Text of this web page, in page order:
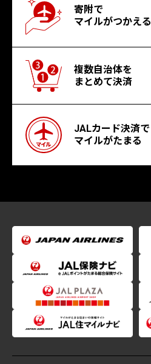
寄附で
マイルがつかえる
複数自治体を
まとめて決済
JALカード決済で
マイルがたまる